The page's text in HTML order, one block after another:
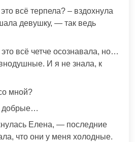
всё терпела? – вздохнула
девушку, — так ведь
всё четче осознавала, но…
И я не знала, к
мной?
добрые…
Елена, — последние
что они у меня холодные.